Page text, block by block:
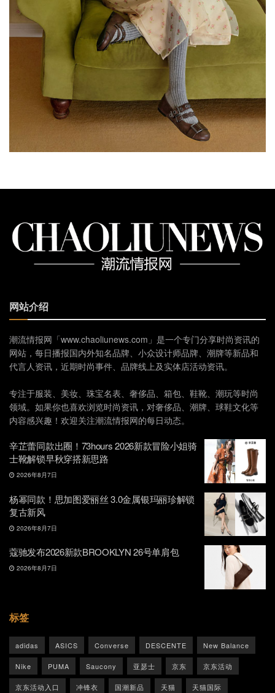
网站介绍
潮流情报网「www.chaoliunews.com」是一个专门分享时尚资讯的
网站，每日播报国内外知名品牌、小众设计师品牌、潮牌等新品和
代言人资讯，近期时尚事件、品牌线上及实体店活动资讯。
专注于服装、美妆、珠宝名表、奢侈品、箱包、鞋靴、潮玩等时尚
领域。如果你也喜欢浏览时尚资讯，对奢侈品、潮牌、球鞋文化等
内容感兴趣！欢迎关注潮流情报网的每日动态。
辛芷蕾同款出圈！73hours 2026新款冒险小姐骑
士靴解锁早秋穿搭新思路
2026年8月7日
杨幂同款！思加图爱丽丝 3.0金属银玛丽珍解锁
复古新风
2026年8月7日
蔻驰发布2026新款BROOKLYN 26号单肩包
2026年8月7日
标签
adidas ASICS Converse DESCENTE New Balance
Nike PUMA Saucony 亚瑟士 京东 京东活动
京东活动入口 冲锋衣 国潮新品 天猫 天猫国际